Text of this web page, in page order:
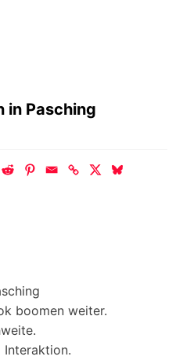
in Pasching
boomen weiter.
Interaktion.